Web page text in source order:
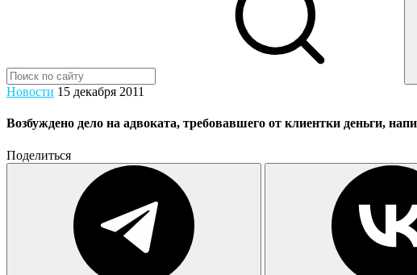
Новости 15 декабря 2011
Возбуждено дело на адвоката, требовавшего от клиентки деньги,
Поделиться